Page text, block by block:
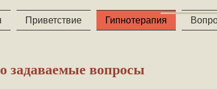
Приветствие Гипнотерапия
задаваемые вопросы